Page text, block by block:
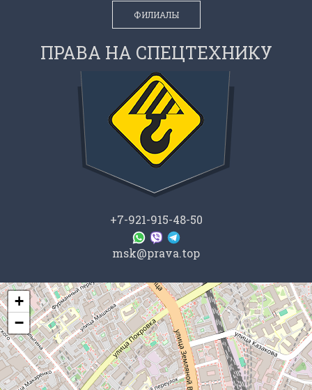
ФИЛИАЛЫ
ПРАВА НА СПЕЦТЕХНИКУ
+7-921-915-48-50
msk@prava.top
+
−
+
−